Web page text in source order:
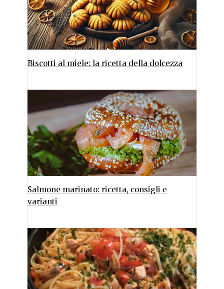
Biscotti al miele: la ricetta della dolcezza
Salmone marinato: ricetta, consigli e
varianti